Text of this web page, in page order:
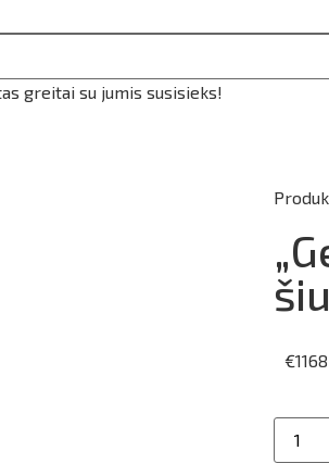
greitai su jumis susisieks!
€1168